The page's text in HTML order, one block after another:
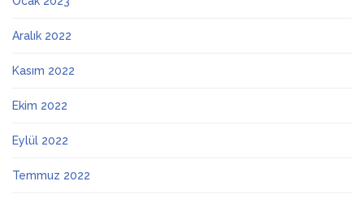
Aralık 2022
Kasım 2022
Ekim 2022
Eylül 2022
Temmuz 2022